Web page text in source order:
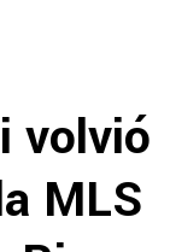
volvió
MLS